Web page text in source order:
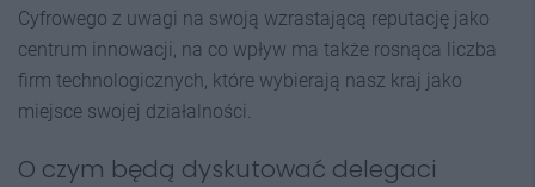
Cyfrowego z uwagi na swoją wzrastającą reputację jako
centrum innowacji, na co wpływ ma także rosnąca liczba
firm technologicznych, które wybierają nasz kraj jako
miejsce swojej działalności.
O czym będą dyskutować delegaci